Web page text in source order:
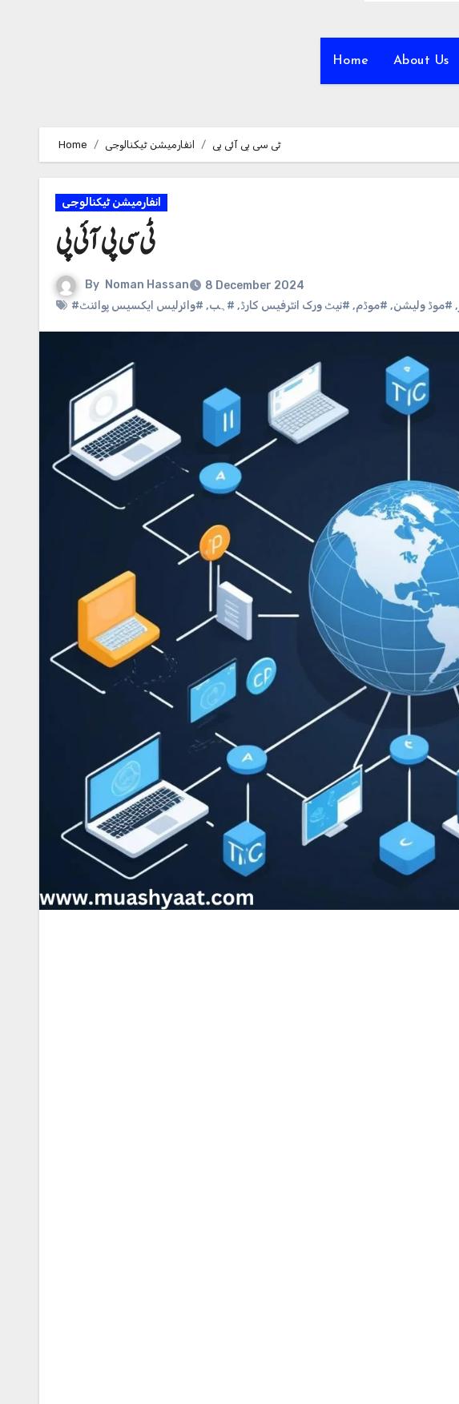
Home About Us
Home انفارمیشن ٹیکنالوجی ٹی سی پی آئی پی
انفارمیشن ٹیکنالوجی
ٹی سی پی آئی پی
By Noman Hassan
8 December 2024
, #موڈ ولیشن, #موڈم, #نیٹ ورک انٹرفیس کارڈ, #ہب, #وائرلیس ایکسیس پوائنٹ